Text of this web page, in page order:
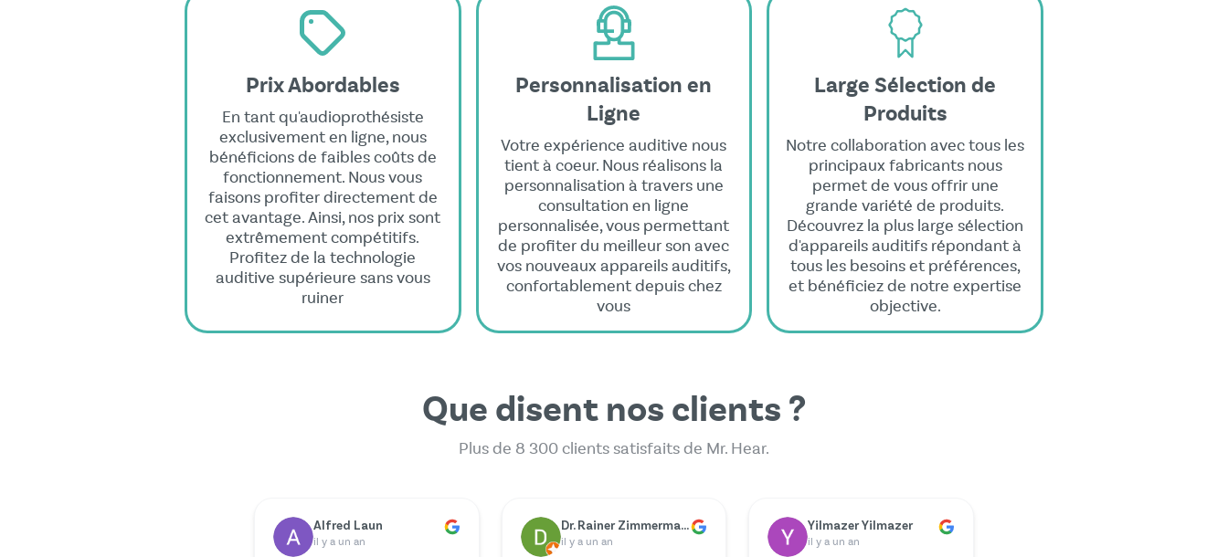
Prix Abordables
En tant qu'audioprothésiste
exclusivement en ligne, nous
bénéficions de faibles coûts de
fonctionnement. Nous vous
faisons profiter directement de
cet avantage. Ainsi, nos prix sont
extrêmement compétitifs.
Profitez de la technologie
auditive supérieure sans vous
ruiner
Personnalisation en
Ligne
Votre expérience auditive nous
tient à coeur. Nous réalisons la
personnalisation à travers une
consultation en ligne
personnalisée, vous permettant
de profiter du meilleur son avec
vos nouveaux appareils auditifs,
confortablement depuis chez
vous
Large Sélection de
Produits
Notre collaboration avec tous les
principaux fabricants nous
permet de vous offrir une
grande variété de produits.
Découvrez la plus large sélection
d'appareils auditifs répondant à
tous les besoins et préférences,
et bénéficiez de notre expertise
objective.
Que disent nos clients ?
Plus de 8 300 clients satisfaits de Mr. Hear.
Yilmazer Yilmazer
il y a un an
Marie Berger
il y a un an
Günter Kunze
il y a un an